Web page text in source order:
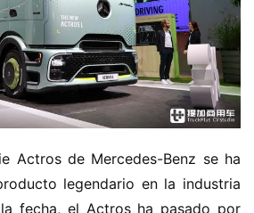
Actros de Mercedes-Benz se ha
legendario en la industria
fecha, el Actros ha pasado por